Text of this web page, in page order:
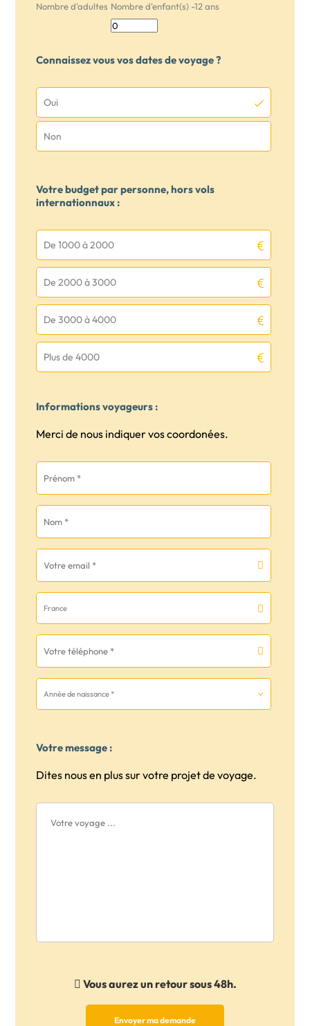
Nombre d'adultes Nombre d'enfant(s) -12 ans
Connaissez vous vos dates de voyage ?
Oui
Non
Votre budget par personne, hors vols
internationnaux :
De 1000 à 2000
De 2000 à 3000
De 3000 à 4000
Plus de 4000
Informations voyageurs :
Merci de nous indiquer vos coordonées.
Votre message :
Dites nous en plus sur votre projet de voyage.
Vous aurez un retour sous 48h.
Envoyer ma demande